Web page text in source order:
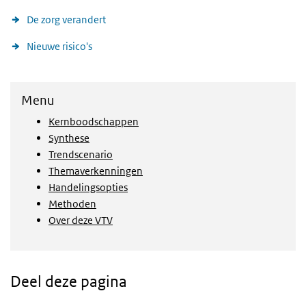
De zorg verandert
Nieuwe risico's
Menu
Kernboodschappen
Synthese
Trendscenario
Themaverkenningen
Handelingsopties
Methoden
Over deze VTV
Deel deze pagina